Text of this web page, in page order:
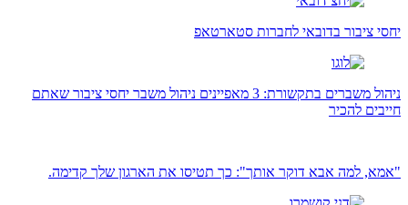
יחסי ציבור בדובאי לחברות סטארטאפ
ניהול משברים בתקשורת: 3 מאפיינים ניהול משבר יחסי ציבור שאתם
חייבים להכיר
"אמא, למה אבא דוקר אותך": כך תטיסו את הארגון שלך קדימה.